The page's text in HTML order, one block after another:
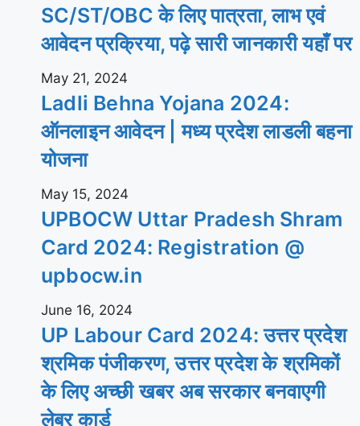
SC/ST/OBC के लिए पात्रता, लाभ एवं
आवेदन प्रक्रिया, पढ़े सारी जानकारी यहाँ पर
May 21, 2024
Ladli Behna Yojana 2024:
ऑनलाइन आवेदन | मध्य प्रदेश लाडली बहना
योजना
May 15, 2024
UPBOCW Uttar Pradesh Shram
Card 2024: Registration @
upbocw.in
June 16, 2024
UP Labour Card 2024: उत्तर प्रदेश
श्रमिक पंजीकरण, उत्तर प्रदेश के श्रमिकों
के लिए अच्छी खबर अब सरकार बनवाएगी
लेबर कार्ड